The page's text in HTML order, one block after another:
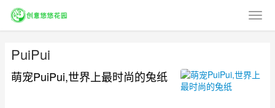
PuiPui
萌宠PuiPui,世界上最时尚的兔纸